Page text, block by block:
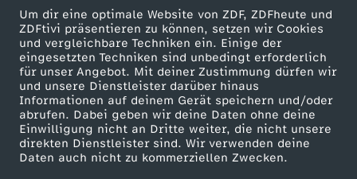
Um dir eine optimale Website von ZDF, ZDFheute und
ZDFtivi präsentieren zu können, setzen wir Cookies
und vergleichbare Techniken ein. Einige der
eingesetzten Techniken sind unbedingt erforderlich
für unser Angebot. Mit deiner Zustimmung dürfen wir
und unsere Dienstleister darüber hinaus
Informationen auf deinem Gerät speichern und/oder
abrufen. Dabei geben wir deine Daten ohne deine
Einwilligung nicht an Dritte weiter, die nicht unsere
direkten Dienstleister sind. Wir verwenden deine
Daten auch nicht zu kommerziellen Zwecken.
Mehr ZDF
ZDF-Apps
Smart TV
ZDFtext
Service
ZDFmitreden
Kontakt zum ZDF
Tickets